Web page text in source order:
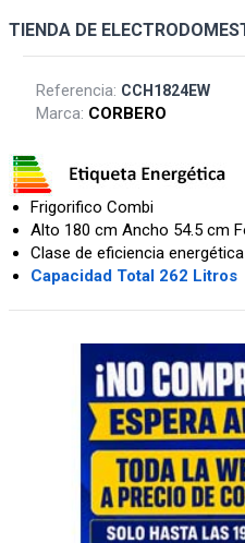
TIENDA DE
Referencia: CCH1824EW
Marca: CORBERO
Frigorifico Combi
Alto 180 cm Ancho 54.5 cm
Clase de eficiencia
Capacidad Total 262 Litros